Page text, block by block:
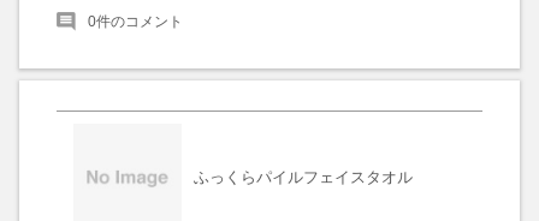
0件のコメント
ふっくらパイルフェイスタオル